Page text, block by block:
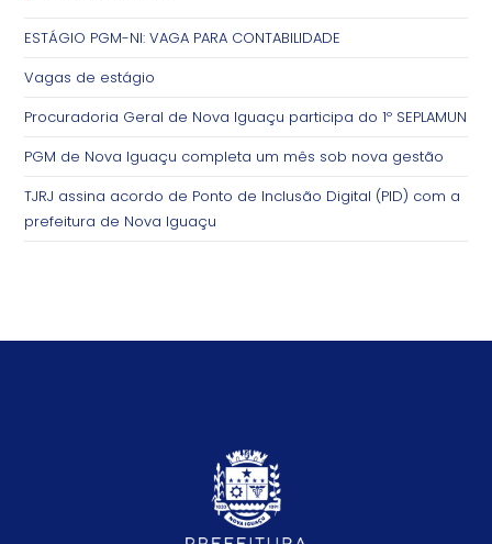
ESTÁGIO PGM-NI: VAGA PARA CONTABILIDADE
Vagas de estágio
Procuradoria Geral de Nova Iguaçu participa do 1º SEPLAMUN
PGM de Nova Iguaçu completa um mês sob nova gestão
TJRJ assina acordo de Ponto de Inclusão Digital (PID) com a
prefeitura de Nova Iguaçu